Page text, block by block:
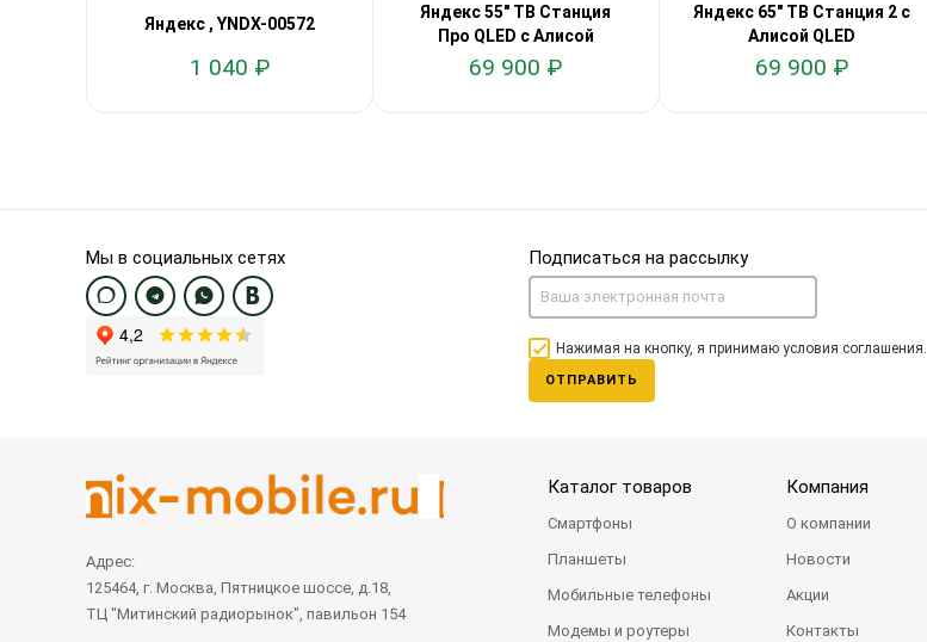
Яндекс , YNDX-00572
1 040 ₽
Яндекс 55" ТВ Станция
Про QLED с Алисой
69 900 ₽
Яндекс 65" ТВ Станция 2 с
Алисой QLED
69 900 ₽
Мы в социальных сетях Подписаться на рассылку
Нажимая на кнопку, я принимаю условия соглашения.
ОТПРАВИТЬ
Адрес:
125464, г. Москва, Пятницкое шоссе, д.18,
ТЦ "Митинский радиорынок", павильон 154
Каталог товаров
Смартфоны
Планшеты
Мобильные телефоны
Модемы и роутеры
Компания
О компании
Новости
Акции
Контакты